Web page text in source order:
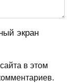
экран
в этом